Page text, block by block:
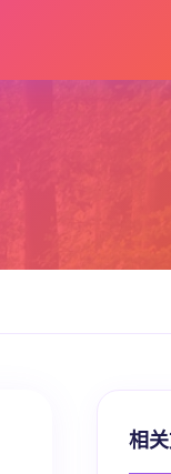
相